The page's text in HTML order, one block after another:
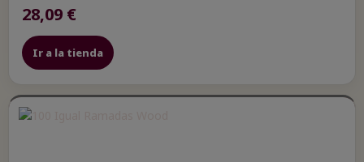
28,09 €
Ir a la tienda